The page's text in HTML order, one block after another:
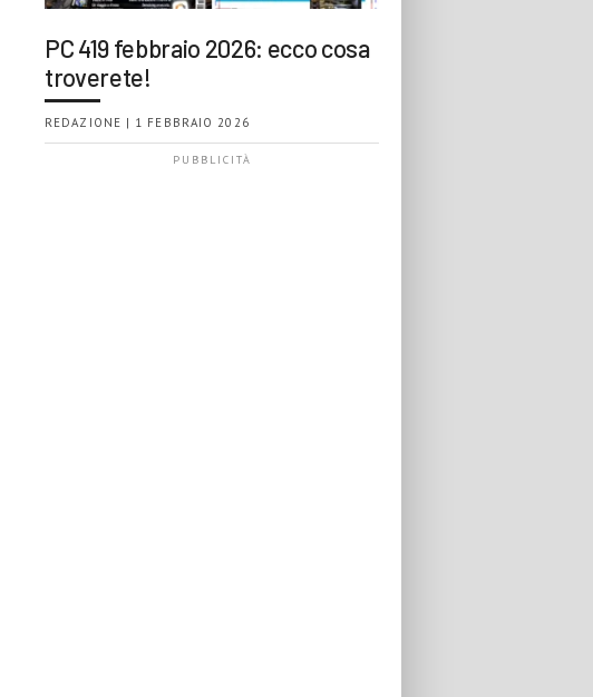
PC 419 febbraio 2026: ecco cosa
troverete!
REDAZIONE | 1 FEBBRAIO 2026